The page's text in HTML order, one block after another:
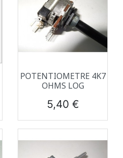
POTENTIOMETRE 4K7
OHMS LOG
Prix
5,40 €